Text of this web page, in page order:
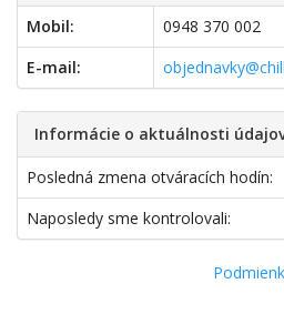
Mobil:
0948 370 002
E-mail:
Informácie o aktuálnosti
Posledná zmena otváracích hodín:
Naposledy sme kontrolovali: